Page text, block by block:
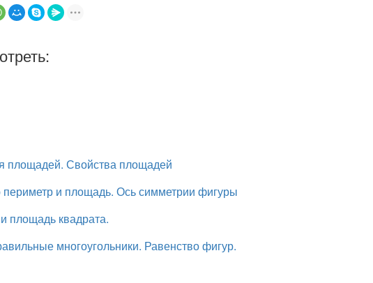
площадей. Свойства площадей
периметр и площадь. Ось симметрии фигуры
площадь квадрата.
многоугольники. Равенство фигур.